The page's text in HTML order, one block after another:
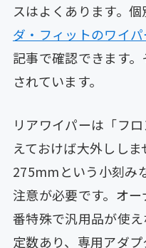
スはよくあります。個
ダ・フィットのワイ
記事で確認できます
されています。
リアワイパーは「フ
えておけば大外しし
275mmという小刻み
注意が必要です。オ
番特殊で汎用品が使
定数あり、専用アダ